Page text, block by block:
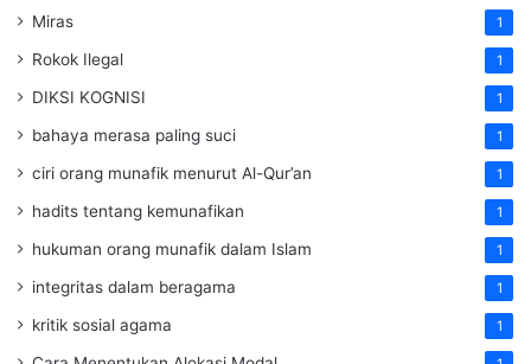
Miras 1
Rokok Ilegal 1
DIKSI KOGNISI 1
bahaya merasa paling suci 1
ciri orang munafik menurut Al-Qur’an 1
hadits tentang kemunafikan 1
hukuman orang munafik dalam Islam 1
integritas dalam beragama 1
kritik sosial agama 1